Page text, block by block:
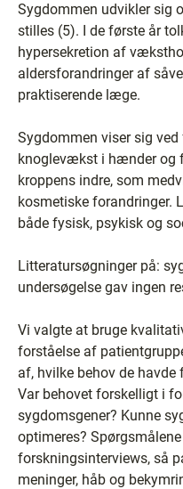
Sygdommen udvikler sig
stilles (5). I de første år
hypersekretion af
aldersforandringer af
praktiserende læge.
Sygdommen viser sig
knoglevækst i hænder og
kroppens indre, som
kosmetiske forandringer.
både fysisk, psykisk og
Litteratursøgninger på:
undersøgelse gav ingen
Vi valgte at bruge
forståelse af
af, hvilke behov de
Var behovet forskelligt i
sygdomsgener? Kunne
optimeres?
forskningsinterviews, så
meninger, håb og